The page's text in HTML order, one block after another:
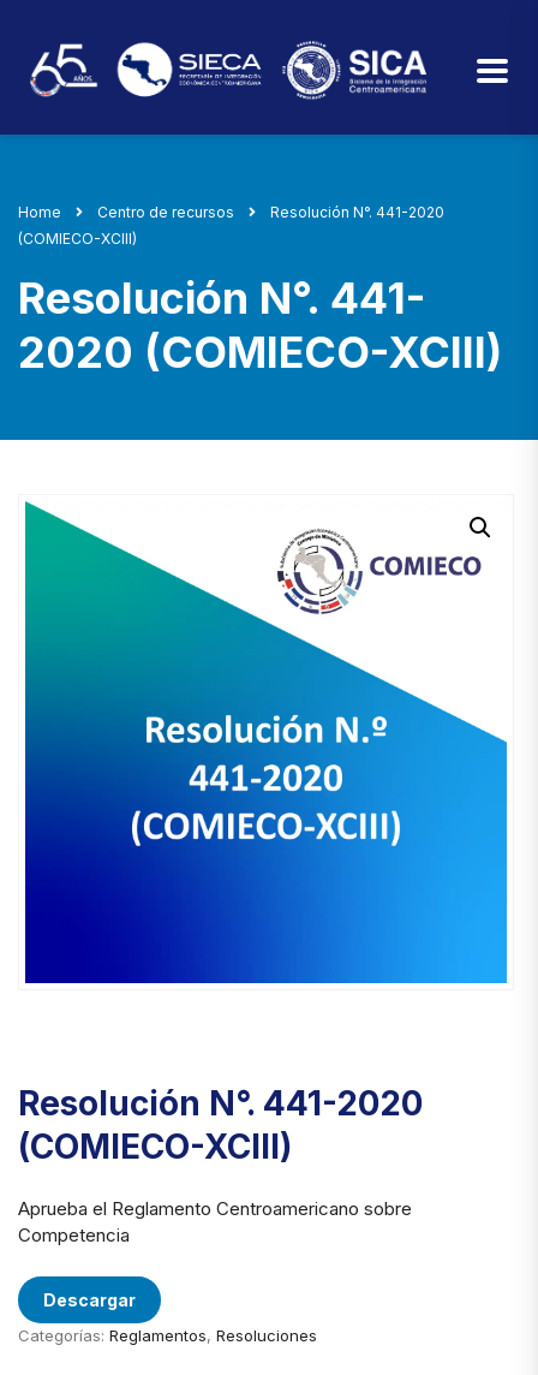
Home Centro de recursos
Resolución N°. 441-2020
(COMIECO-XCIII)
Resolución N°. 441-
2020 (COMIECO-XCIII)
Resolución N°. 441-2020
(COMIECO-XCIII)
Aprueba el Reglamento Centroamericano sobre
Competencia
Descargar
Categorías: Reglamentos, Resoluciones